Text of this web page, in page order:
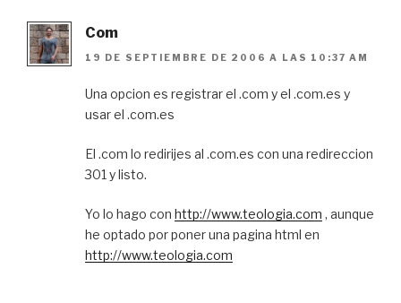
Com
19 DE SEPTIEMBRE DE 2006 A LAS 10:37 AM
Una opcion es registrar el .com y el .com.es y
usar el .com.es
El .com lo redirijes al .com.es con una redireccion
301 y listo.
Yo lo hago con http://www.teologia.com , aunque
he optado por poner una pagina html en
http://www.teologia.com